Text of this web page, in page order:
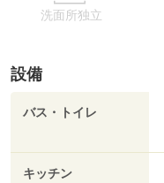
洗面所独立
設備
バス・トイレ
キッチン